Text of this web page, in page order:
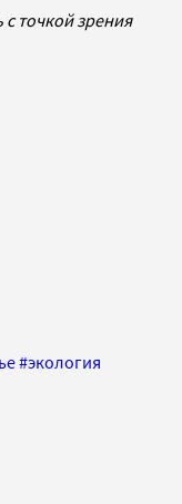
точкой зрения
#экология